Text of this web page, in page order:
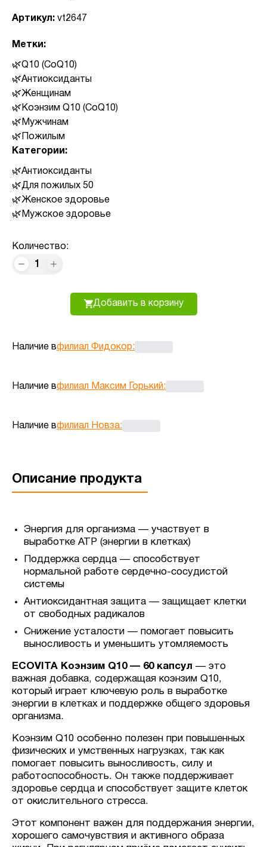
Артикул: vt2647
Метки:
Q10 (CoQ10)
Антиоксиданты
Женщинам
Коэнзим Q10 (CoQ10)
Мужчинам
Пожилым
Категории:
Антиоксиданты
Для пожилых 50
Женское здоровье
Мужское здоровье
Количество:
1
Добавить в корзину
Наличие вфилиал Фидокор:
Наличие вфилиал Максим Горький:
Наличие вфилиал Новза:
Описание продукта
Энергия для организма — участвует в
выработке ATP (энергии в клетках)
Поддержка сердца — способствует
нормальной работе сердечно-сосудистой
системы
Антиоксидантная защита — защищает клетки
от свободных радикалов
Снижение усталости — помогает повысить
выносливость и уменьшить утомляемость
ECOVITA Коэнзим Q10 — 60 капсул — это
важная добавка, содержащая коэнзим Q10,
который играет ключевую роль в выработке
энергии в клетках и поддержке общего здоровья
организма.
Коэнзим Q10 особенно полезен при повышенных
физических и умственных нагрузках, так как
помогает повысить выносливость, силу и
работоспособность. Он также поддерживает
здоровье сердца и способствует защите клеток
от окислительного стресса.
Этот компонент важен для поддержания энергии,
хорошего самочувствия и активного образа